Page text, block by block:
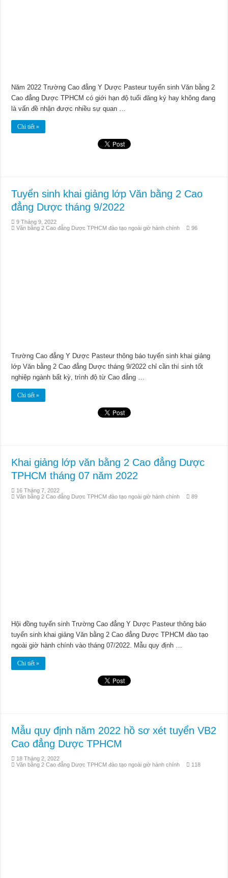
Năm 2022 Trường Cao đẳng Y Dược Pasteur tuyển sinh Văn bằng 2
Cao đẳng Dược TPHCM có giới hạn độ tuổi đăng ký hay không đang
là vấn đề nhận được nhiều sự quan …
Chi tiết »
Tuyển sinh khai giảng lớp Văn bằng 2 Cao
đẳng Dược tháng 9/2022
9 Tháng 9, 2022
Văn bằng 2 Cao đẳng Dược TPHCM đào tạo ngoài giờ hành chính
96
Trường Cao đẳng Y Dược Pasteur thông báo tuyển sinh khai giảng
lớp Văn bằng 2 Cao đẳng Dược tháng 9/2022 chỉ cần thí sinh tốt
nghiệp ngành bất kỳ, trình độ từ Cao đẳng …
Chi tiết »
Khai giảng lớp văn bằng 2 Cao đẳng Dược
TPHCM tháng 07 năm 2022
16 Tháng 7, 2022
Văn bằng 2 Cao đẳng Dược TPHCM đào tạo ngoài giờ hành chính
89
Hội đồng tuyển sinh Trường Cao đẳng Y Dược Pasteur thông báo
tuyển sinh khai giảng Văn bằng 2 Cao đẳng Dược TPHCM đào tạo
ngoài giờ hành chính vào tháng 07/2022. Mẫu quy định …
Chi tiết »
Mẫu quy định năm 2022 hồ sơ xét tuyển VB2
Cao đẳng Dược TPHCM
18 Tháng 2, 2022
Văn bằng 2 Cao đẳng Dược TPHCM đào tạo ngoài giờ hành chính
118